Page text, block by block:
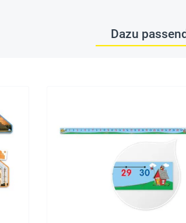
Dazu passend